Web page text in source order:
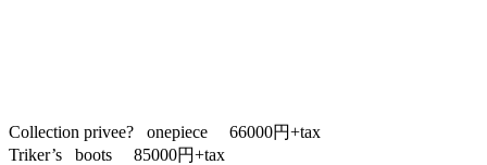
Collection privee? onepiece 66000円+tax
Triker’s boots 85000円+tax